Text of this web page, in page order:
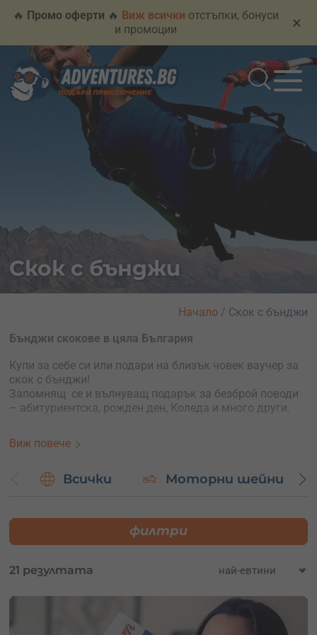
🔥 Промо оферти 🔥 Виж всички отстъпки, бонуси
и промоции
×
Скок с бънджи
Бънджи скокове в цяла България
Купи за себе си или подари на близък човек ваучер за
скок с бънджи!
Запомнящ се и вълнуващ подарък за безброй поводи
– абитуриентска, рожден ден, Коледа и много други.
ела на моста!
Купуваш за подарък
? Избери ваучер с отворена дата и
остави получателя сам да избере датата на своя скок,
Колебаеш се за локацията? Купи ваучер за локация по
избор и остави получателя сам да избере къде иска да
Може ли да дойда с приятели, които нямат намерение
да скачат?
Виж повече
Начало / Скок с бънджи
Всички Моторни шейни
филтри
21 резултата